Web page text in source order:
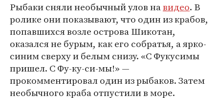
Рыбаки сняли необычный улов навидео. В
ролике они показывают, что один из крабов,
попавшихся возле острова Шикотан,
оказался не бурым, как его собратья, а ярко-
синим сверху и белым снизу. «С Фукусимы
пришел. С Фу-ку-си-мы!» —
прокомментировал один из рыбаков. Затем
необычного краба отпустили в море.